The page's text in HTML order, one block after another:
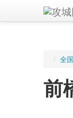
/ 全
前